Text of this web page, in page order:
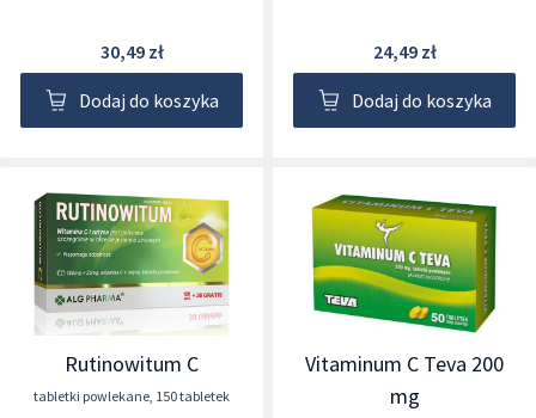
30,49 zł
Dodaj do koszyka
24,49 zł
Dodaj do koszyka
Rutinowitum C
tabletki powlekane, 150 tabletek
Vitaminum C Teva 200
mg